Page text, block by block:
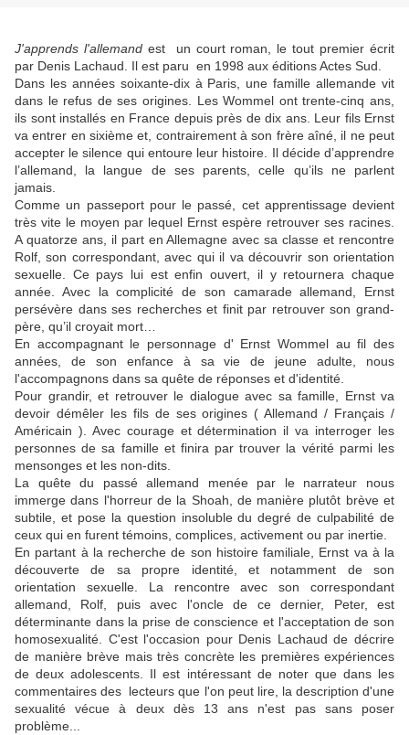
J'apprends l'allemand est un court roman, le tout premier écrit
par Denis Lachaud. Il est paru en 1998 aux éditions Actes Sud.
Dans les années soixante-dix à Paris, une famille allemande vit
dans le refus de ses origines. Les Wommel ont trente-cinq ans,
ils sont installés en France depuis près de dix ans. Leur fils Ernst
va entrer en sixième et, contrairement à son frère aîné, il ne peut
accepter le silence qui entoure leur histoire. Il décide d’apprendre
l’allemand, la langue de ses parents, celle qu’ils ne parlent
jamais.
Comme un passeport pour le passé, cet apprentissage devient
très vite le moyen par lequel Ernst espère retrouver ses racines.
A quatorze ans, il part en Allemagne avec sa classe et rencontre
Rolf, son correspondant, avec qui il va découvrir son orientation
sexuelle. Ce pays lui est enfin ouvert, il y retournera chaque
année. Avec la complicité de son camarade allemand, Ernst
persévère dans ses recherches et finit par retrouver son grand-
père, qu’il croyait mort…
En accompagnant le personnage d' Ernst Wommel au fil des
années, de son enfance à sa vie de jeune adulte, nous
l'accompagnons dans sa quête de réponses et d'identité.
Pour grandir, et retrouver le dialogue avec sa famille, Ernst va
devoir démêler les fils de ses origines ( Allemand / Français /
Américain ). Avec courage et détermination il va interroger les
personnes de sa famille et finira par trouver la vérité parmi les
mensonges et les non-dits.
La quête du passé allemand menée par le narrateur nous
immerge dans l'horreur de la Shoah, de manière plutôt brève et
subtile, et pose la question insoluble du degré de culpabilité de
ceux qui en furent témoins, complices, activement ou par inertie.
En partant à la recherche de son histoire familiale, Ernst va à la
découverte de sa propre identité, et notamment de son
orientation sexuelle. La rencontre avec son correspondant
allemand, Rolf, puis avec l'oncle de ce dernier, Peter, est
déterminante dans la prise de conscience et l'acceptation de son
homosexualité. C'est l'occasion pour Denis Lachaud de décrire
de manière brève mais très concrète les premières expériences
de deux adolescents. Il est intéressant de noter que dans les
commentaires des lecteurs que l'on peut lire, la description d'une
sexualité vécue à deux dès 13 ans n'est pas sans poser
problème...